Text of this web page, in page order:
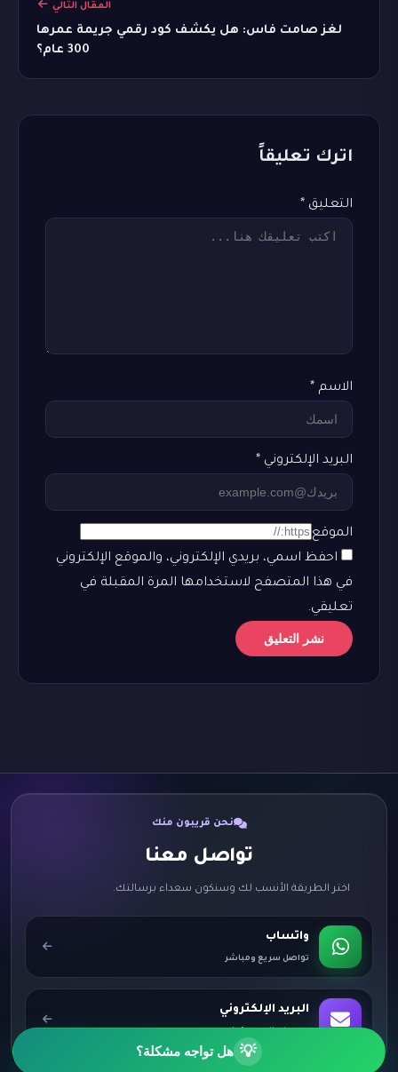
المقال التالي
لغز صامت فاس: هل يكشف كود رقمي جريمة عمرها
300 عام؟
اترك تعليقاً
التعليق *
الاسم *
البريد الإلكتروني *
الموقع
احفظ اسمي، بريدي الإلكتروني، والموقع الإلكتروني
في هذا المتصفح لاستخدامها المرة المقبلة في
تعليقي.
نحن قريبون منك
تواصل معنا
اختر الطريقة الأنسب لك وسنكون سعداء برسالتك.
واتساب
تواصل سريع ومباشر
البريد الإلكتروني
💡 هل تواجه مشكلة؟